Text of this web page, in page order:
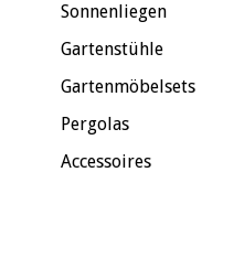
Sonnenliegen
Gartenstühle
Gartenmöbelsets
Pergolas
Accessoires